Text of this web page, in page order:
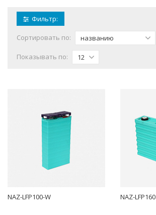
Фильтр:
Сортировать по: названию
Показывать по: 12
NAZ-LFP100-W NAZ-LFP160